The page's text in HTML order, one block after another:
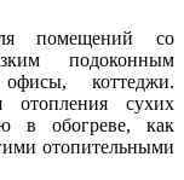
помещений со
подоконным
коттеджи.
отопления сухих
в обогреве, как
отопительными